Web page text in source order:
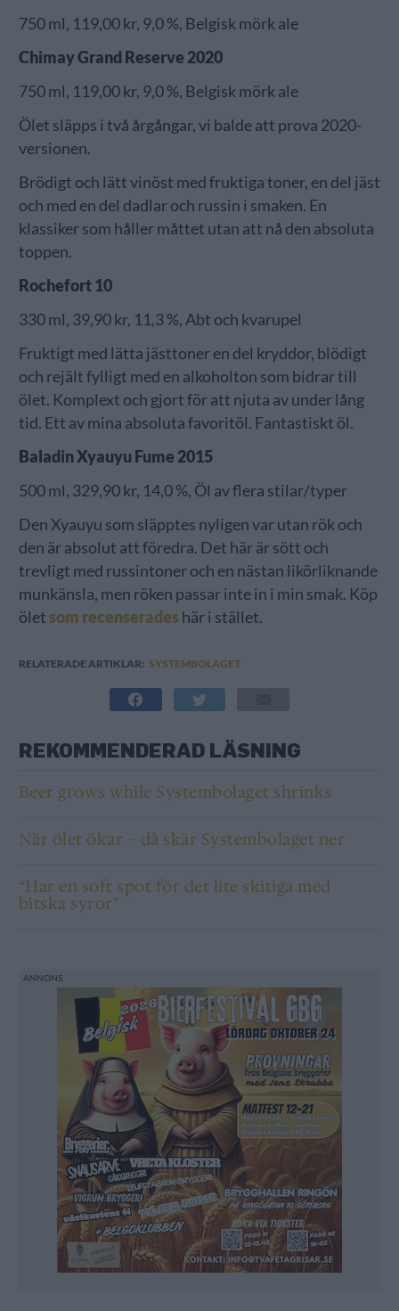
750 ml, 119,00 kr, 9,0 %, Belgisk mörk ale
Chimay Grand Reserve 2020
750 ml, 119,00 kr, 9,0 %, Belgisk mörk ale
Ölet släpps i två årgångar, vi balde att prova 2020-
versionen.
Brödigt och lätt vinöst med fruktiga toner, en del jäst
och med en del dadlar och russin i smaken. En
klassiker som håller måttet utan att nå den absoluta
toppen.
Rochefort 10
330 ml, 39,90 kr, 11,3 %, Abt och kvarupel
Fruktigt med lätta jästtoner en del kryddor, blödigt
och rejält fylligt med en alkoholton som bidrar till
ölet. Komplext och gjort för att njuta av under lång
tid. Ett av mina absoluta favoritöl. Fantastiskt öl.
Baladin Xyauyu Fume 2015
500 ml, 329,90 kr, 14,0 %, Öl av flera stilar/typer
Den Xyauyu som släpptes nyligen var utan rök och
den är absolut att föredra. Det här är sött och
trevligt med russintoner och en nästan likörliknande
munkänsla, men röken passar inte in i min smak. Köp
öletsom recenserades här i stället.
RELATERADE ARTIKLAR: SYSTEMBOLAGET
REKOMMENDERAD LÄSNING
Beer grows while Systembolaget shrinks
När ölet ökar – då skär Systembolaget ner
“Har en soft spot för det lite skitiga med
bitska syror”